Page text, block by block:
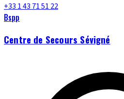
+33 1 43 71 51 22
Bspp
Centre de Secours Sévigné